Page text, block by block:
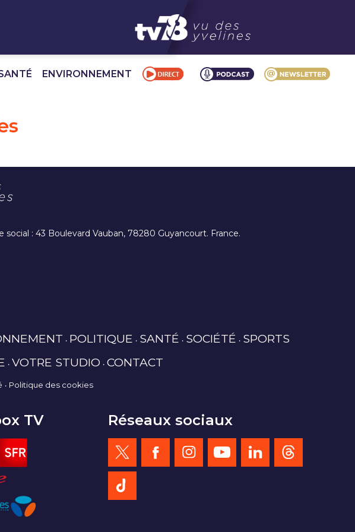
ENVIRONNEMENT
: 43 Boulevard Vauban, 78280 Guyancourt. France.
POLITIQUE SANTÉ SOCIÉTÉ SPORTS
VOTRE STUDIO CONTACT
Politique des cookies
TV Réseaux sociaux